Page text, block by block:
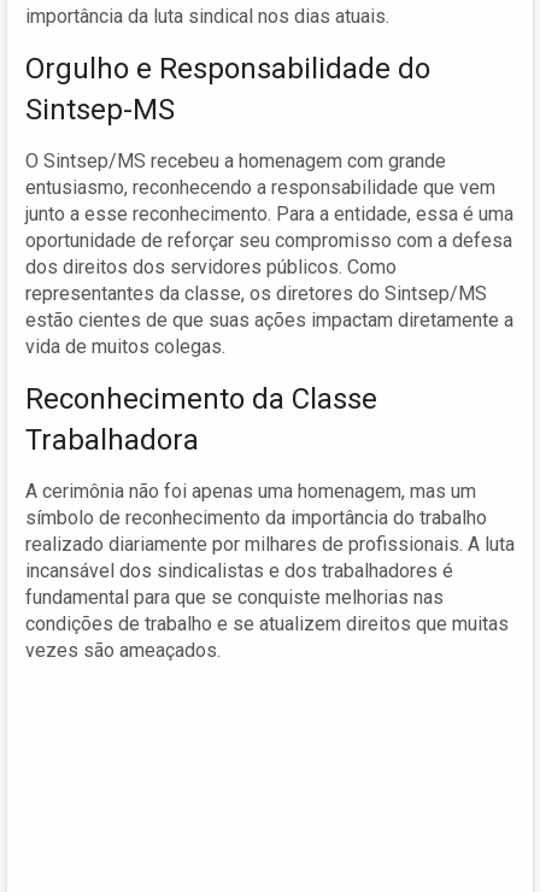
importância da luta sindical nos dias atuais.
Orgulho e Responsabilidade do
Sintsep-MS
O Sintsep/MS recebeu a homenagem com grande
entusiasmo, reconhecendo a responsabilidade que vem
junto a esse reconhecimento. Para a entidade, essa é uma
oportunidade de reforçar seu compromisso com a defesa
dos direitos dos servidores públicos. Como
representantes da classe, os diretores do Sintsep/MS
estão cientes de que suas ações impactam diretamente a
vida de muitos colegas.
Reconhecimento da Classe
Trabalhadora
A cerimônia não foi apenas uma homenagem, mas um
símbolo de reconhecimento da importância do trabalho
realizado diariamente por milhares de profissionais. A luta
incansável dos sindicalistas e dos trabalhadores é
fundamental para que se conquiste melhorias nas
condições de trabalho e se atualizem direitos que muitas
vezes são ameaçados.